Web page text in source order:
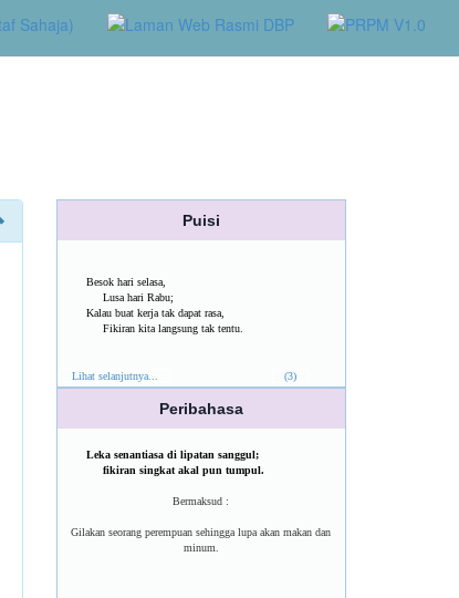
Puisi
Besok hari selasa,
Lusa hari Rabu;
Kalau buat kerja tak dapat rasa,
Fikiran kita langsung tak tentu.
Lihat selanjutnya... (3)
Peribahasa
Leka senantiasa di lipatan sanggul;
fikiran singkat akal pun tumpul.
Bermaksud :
Gilakan seorang perempuan sehingga lupa akan makan dan
minum.